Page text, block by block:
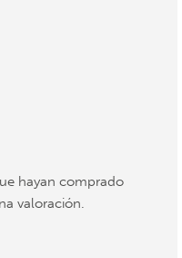
hayan comprado
valoración.